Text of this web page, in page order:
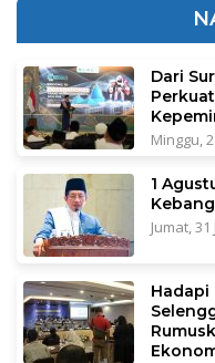
Dari
Minggu,
1
Jumat, 31
Hadapi